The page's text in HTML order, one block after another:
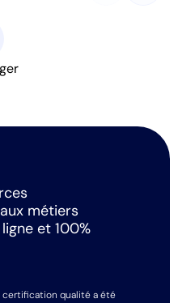
métiers
et 100%
certification qualité a été